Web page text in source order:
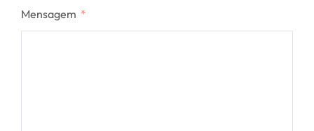
Mensagem